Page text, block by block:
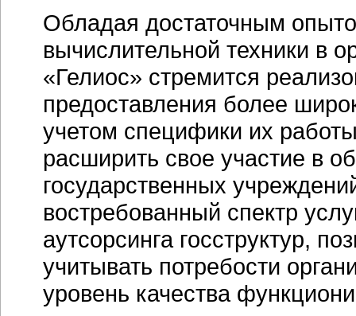
Обладая достаточным
вычислительной техники в
«Гелиос» стремится
предоставления более
учетом специфики их
расширить свое участие в
государственных
востребованный спектр
аутсорсинга госструктур,
учитывать потребости
уровень качества